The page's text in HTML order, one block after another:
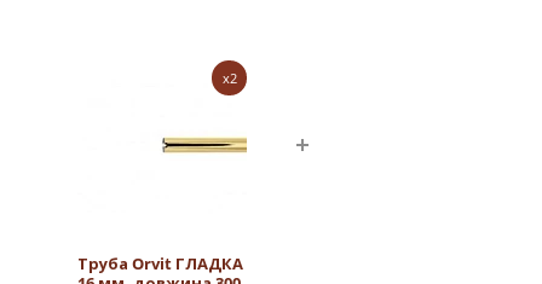
x2
Труба Orvit ГЛАДКА